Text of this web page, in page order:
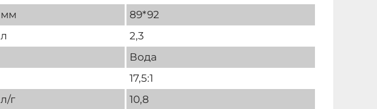
мм
89*92
л
2,3
Вода
17,5:1
л/г
10,8